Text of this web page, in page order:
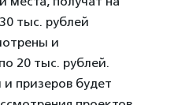
тыс. рублей
и
20 тыс. рублей.
призеров будет